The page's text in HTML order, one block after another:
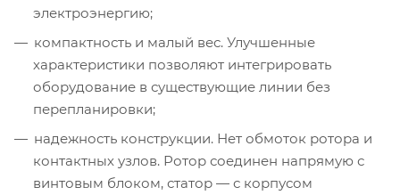
электроэнергию;
компактность и малый вес. Улучшенные
характеристики позволяют интегрировать
оборудование в существующие линии без
перепланировки;
надежность конструкции. Нет обмоток ротора и
контактных узлов. Ротор соединен напрямую с
винтовым блоком, статор — с корпусом